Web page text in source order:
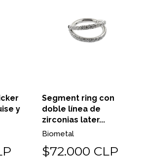
y
Segment ring con
doble línea de
zirconias later...
Biometal
$72.000 CLP